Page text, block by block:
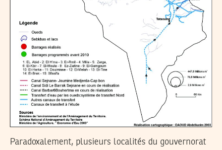
Paradoxalement, plusieurs localités du gouvernorat